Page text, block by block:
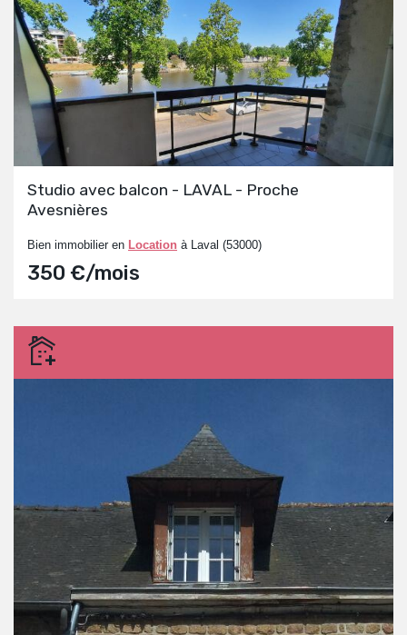
Studio avec balcon - LAVAL - Proche
Avesnières
Bien immobilier en Location à Laval (53000)
350 €/mois